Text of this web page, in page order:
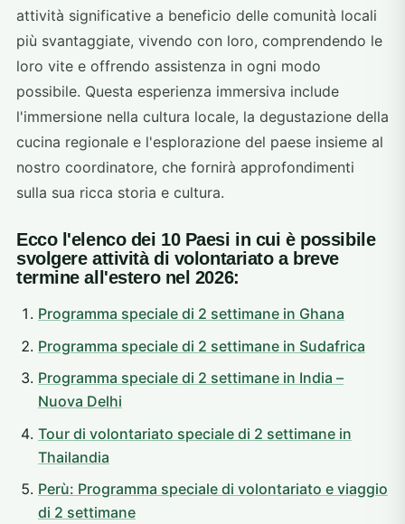
attività significative a beneficio delle comunità locali
più svantaggiate, vivendo con loro, comprendendo le
loro vite e offrendo assistenza in ogni modo
possibile. Questa esperienza immersiva include
l'immersione nella cultura locale, la degustazione della
cucina regionale e l'esplorazione del paese insieme al
nostro coordinatore, che fornirà approfondimenti
sulla sua ricca storia e cultura.
Ecco l'elenco dei 10 Paesi in cui è possibile
svolgere attività di volontariato a breve
termine all'estero nel 2026:
Programma speciale di 2 settimane in Ghana
Programma speciale di 2 settimane in Sudafrica
Programma speciale di 2 settimane in India –
Nuova Delhi
Tour di volontariato speciale di 2 settimane in
Thailandia
Perù: Programma speciale di volontariato e viaggio
di 2 settimane